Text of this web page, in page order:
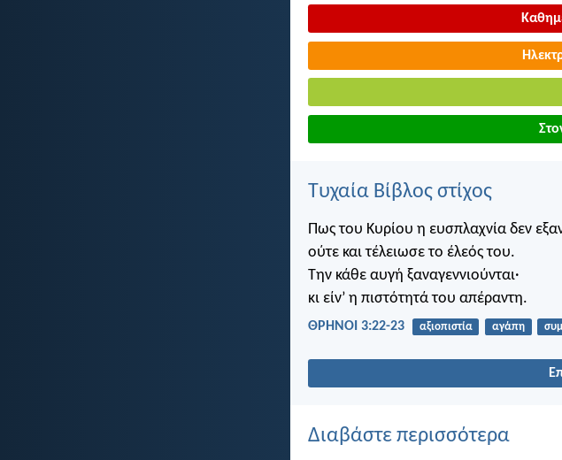
Τυχαία Βίβλος στίχος
Πως του Κυρίου η ευσπλαχνία δεν
ούτε και τέλειωσε το έλεός του.
Την κάθε αυγή ξαναγεννιούνται·
κι είν’ η πιστότητά του απέραντη.
ΘΡΗΝΟΙ 3:22-23 αξιοπιστία αγάπη
Διαβάστε περισσότερα